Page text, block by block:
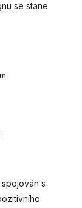
se stane
s